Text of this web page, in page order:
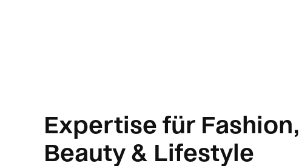
Expertise für Fashion,
Beauty & Lifestyle